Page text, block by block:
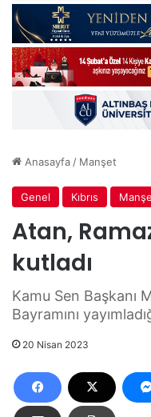
Anasayfa / Manşet
Genel Kıbrıs
Atan,
kutladı
Kamu Sen Başkanı
Bayramını
20 Nisan 2023